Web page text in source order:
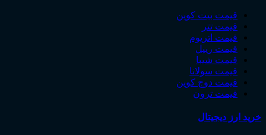
قیمت بیت ‌کوین
قیمت تتر
قیمت اتریوم
قیمت ریپل
قیمت شیبا
قیمت سولانا
قیمت دوج کوین
قیمت ترون
خرید ارز دیجیتال